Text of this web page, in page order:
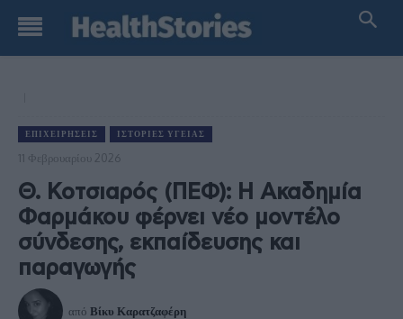
ΕΠΙΧΕΙΡΉΣΕΙΣ ΙΣΤΟΡΊΕΣ ΥΓΕΊΑΣ
11 Φεβρουαρίου 2026
Θ. Κοτσιαρός (ΠΕΦ): Η Ακαδημία
Φαρμάκου φέρνει νέο μοντέλο
σύνδεσης, εκπαίδευσης και
παραγωγής
από Βίκυ Καρατζαφέρη